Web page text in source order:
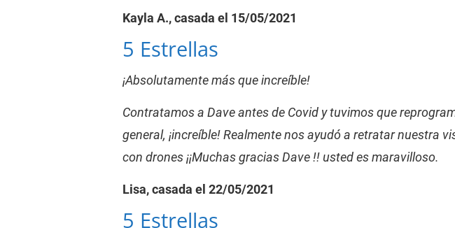
Kayla A., casada el 15/05/2021
5 Estrellas
¡Absolutamente más que increíble!
Contratamos a Dave antes de Covid y tuvimos que
general, ¡increíble! Realmente nos ayudó a retratar nuestra
con drones ¡¡Muchas gracias Dave !! usted es maravilloso.
Lisa, casada el 22/05/2021
5 Estrellas